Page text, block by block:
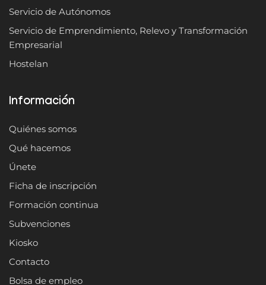
Servicio de Autónomos
Servicio de Emprendimiento, Relevo y Transformación
Empresarial
Hostelan
Información
Quiénes somos
Qué hacemos
Únete
Ficha de inscripción
Formación continua
Subvenciones
Kiosko
Contacto
Bolsa de empleo